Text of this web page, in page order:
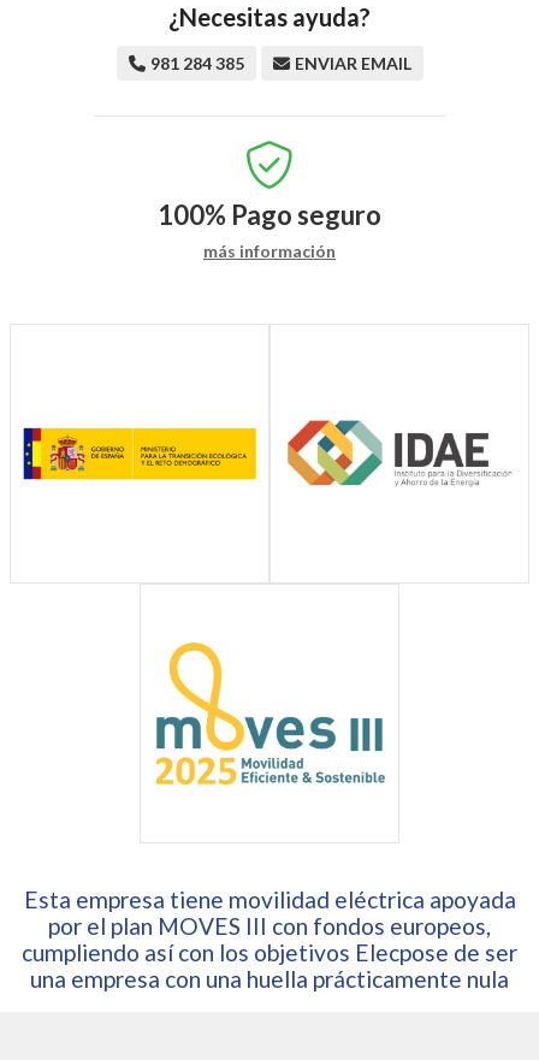
¿Necesitas ayuda?
981 284 385 ENVIAR EMAIL
100% Pago seguro
más información
Esta empresa tiene movilidad eléctrica apoyada
por el plan MOVES III con fondos europeos,
cumpliendo así con los objetivos Elecpose de ser
una empresa con una huella prácticamente nula